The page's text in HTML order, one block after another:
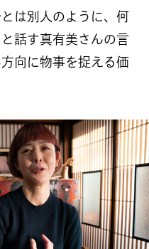
は別人のように、何
話す真有美さんの言
向に物事を捉える価